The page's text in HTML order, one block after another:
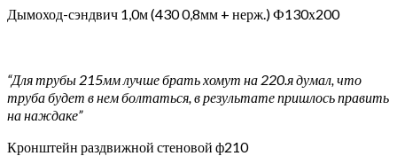
Дымоход-сэндвич 1,0м (430 0,8мм + нерж.) Ф130х200
“Для трубы 215мм лучше брать хомут на 220.я думал, что
труба будет в нем болтаться, в результате пришлось править
на наждаке”
Кронштейн раздвижной стеновой ф210